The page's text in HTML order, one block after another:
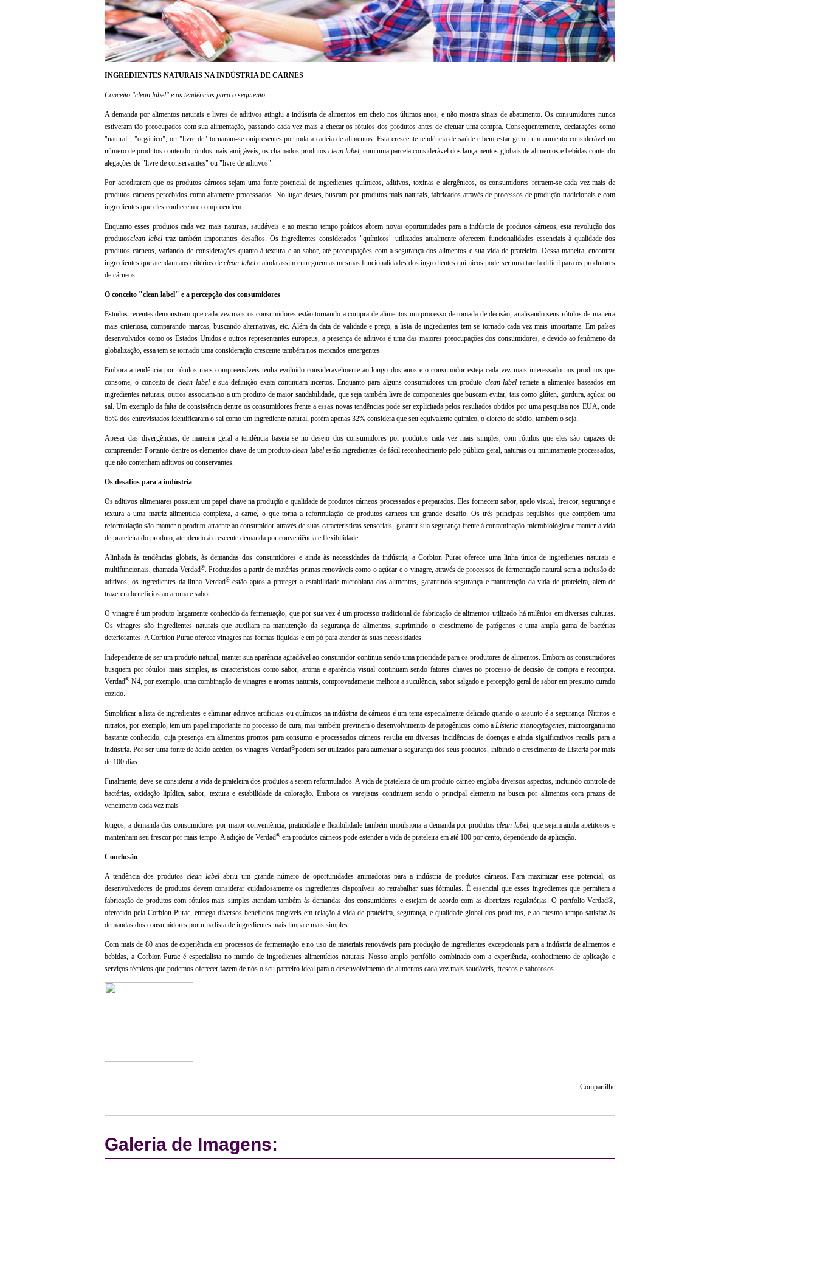
INGREDIENTES NATURAIS NA INDÚSTRIA DE CARNES
Conceito "clean label" e as tendências para o segmento.
A demanda por alimentos naturais e livres de aditivos atingiu a indústria de alimentos em cheio nos últimos anos, e não mostra sinais de abatimento. Os consumidores nunca
estiveram tão preocupados com sua alimentação, passando cada vez mais a checar os rótulos dos produtos antes de efetuar uma compra. Consequentemente, declarações como
"natural", "orgânico", ou "livre de" tornaram-se onipresentes por toda a cadeia de alimentos. Esta crescente tendência de saúde e bem estar gerou um aumento considerável no
número de produtos contendo rótulos mais amigáveis, os chamados produtos clean label, com uma parcela considerável dos lançamentos globais de alimentos e bebidas contendo
alegações de "livre de conservantes" ou "livre de aditivos".
Por acreditarem que os produtos cárneos sejam uma fonte potencial de ingredientes químicos, aditivos, toxinas e alergênicos, os consumidores retraem-se cada vez mais de
produtos cárneos percebidos como altamente processados. No lugar destes, buscam por produtos mais naturais, fabricados através de processos de produção tradicionais e com
ingredientes que eles conhecem e compreendem.
Enquanto esses produtos cada vez mais naturais, saudáveis e ao mesmo tempo práticos abrem novas oportunidades para a indústria de produtos cárneos, esta revolução dos
produtosclean label traz também importantes desafios. Os ingredientes considerados "químicos" utilizados atualmente oferecem funcionalidades essenciais à qualidade dos
produtos cárneos, variando de considerações quanto à textura e ao sabor, até preocupações com a segurança dos alimentos e sua vida de prateleira. Dessa maneira, encontrar
ingredientes que atendam aos critérios declean labele ainda assim entreguem as mesmas funcionalidades dos ingredientes químicos pode ser uma tarefa difícil para os produtores
de cárneos.
O conceito "clean label" e a percepção dos consumidores
Estudos recentes demonstram que cada vez mais os consumidores estão tornando a compra de alimentos um processo de tomada de decisão, analisando seus rótulos de maneira
mais criteriosa, comparando marcas, buscando alternativas, etc. Além da data de validade e preço, a lista de ingredientes tem se tornado cada vez mais importante. Em países
desenvolvidos como os Estados Unidos e outros representantes europeus, a presença de aditivos é uma das maiores preocupações dos consumidores, e devido ao fenômeno da
globalização, essa tem se tornado uma consideração crescente também nos mercados emergentes.
Embora a tendência por rótulos mais compreensíveis tenha evoluído consideravelmente ao longo dos anos e o consumidor esteja cada vez mais interessado nos produtos que
consome, o conceito de clean labele sua definição exata continuam incertos. Enquanto para alguns consumidores um produto clean label remete a alimentos baseados em
ingredientes naturais, outros associam-no a um produto de maior saudabilidade, que seja também livre de componentes que buscam evitar, tais como glúten, gordura, açúcar ou
sal. Um exemplo da falta de consistência dentre os consumidores frente a essas novas tendências pode ser explicitada pelos resultados obtidos por uma pesquisa nos EUA, onde
65% dos entrevistados identificaram o sal como um ingrediente natural, porém apenas 32% considera que seu equivalente químico, o cloreto de sódio, também o seja.
Apesar das divergências, de maneira geral a tendência baseia-se no desejo dos consumidores por produtos cada vez mais simples, com rótulos que eles são capazes de
compreender. Portanto dentre os elementos chave de um produtoclean labelestão ingredientes de fácil reconhecimento pelo público geral, naturais ou minimamente processados,
que não contenham aditivos ou conservantes.
Os desafios para a indústria
Os aditivos alimentares possuem um papel chave na produção e qualidade de produtos cárneos processados e preparados. Eles fornecem sabor, apelo visual, frescor, segurança e
textura a uma matriz alimentícia complexa, a carne, o que torna a reformulação de produtos cárneos um grande desafio. Os três principais requisitos que compõem uma
reformulação são manter o produto atraente ao consumidor através de suas características sensoriais, garantir sua segurança frente à contaminação microbiológica e manter a vida
de prateleira do produto, atendendo à crescente demanda por conveniência e flexibilidade.
Alinhada às tendências globais, às demandas dos consumidores e ainda às necessidades da indústria, a Corbion Purac oferece uma linha única de ingredientes naturais e
multifuncionais, chamada Verdad®. Produzidos a partir de matérias primas renováveis como o açúcar e o vinagre, através de processos de fermentação natural sem a inclusão de
aditivos, os ingredientes da linha Verdad®estão aptos a proteger a estabilidade microbiana dos alimentos, garantindo segurança e manutenção da vida de prateleira, além de
trazerem benefícios ao aroma e sabor.
O vinagre é um produto largamente conhecido da fermentação, que por sua vez é um processo tradicional de fabricação de alimentos utilizado há milênios em diversas culturas.
Os vinagres são ingredientes naturais que auxiliam na manutenção da segurança de alimentos, suprimindo o crescimento de patógenos e uma ampla gama de bactérias
deteriorantes. A Corbion Purac oferece vinagres nas formas líquidas e em pó para atender às suas necessidades.
Independente de ser um produto natural, manter sua aparência agradável ao consumidor continua sendo uma prioridade para os produtores de alimentos. Embora os consumidores
busquem por rótulos mais simples, as características como sabor, aroma e aparência visual continuam sendo fatores chaves no processo de decisão de compra e recompra.
Verdad® N4, por exemplo, uma combinação de vinagres e aromas naturais, comprovadamente melhora a suculência, sabor salgado e percepção geral de sabor em presunto curado
cozido.
Simplificar a lista de ingredientes e eliminar aditivos artificiais ou químicos na indústria de cárneos é um tema especialmente delicado quando o assunto é a segurança. Nitritos e
nitratos, por exemplo, tem um papel importante no processo de cura, mas também previnem o desenvolvimento de patogênicos como aListeria monocytogenes, microorganismo
bastante conhecido, cuja presença em alimentos prontos para consumo e processados cárneos resulta em diversas incidências de doenças e ainda significativos recalls para a
indústria. Por ser uma fonte de ácido acético, os vinagres Verdad®podem ser utilizados para aumentar a segurança dos seus produtos, inibindo o crescimento de Listeria por mais
de 100 dias.
Finalmente, deve-se considerar a vida de prateleira dos produtos a serem reformulados. A vida de prateleira de um produto cárneo engloba diversos aspectos, incluindo controle de
bactérias, oxidação lipídica, sabor, textura e estabilidade da coloração. Embora os varejistas continuem sendo o principal elemento na busca por alimentos com prazos de
vencimento cada vez mais
longos, a demanda dos consumidores por maior conveniência, praticidade e flexibilidade também impulsiona a demanda por produtosclean label, que sejam ainda apetitosos e
mantenham seu frescor por mais tempo. A adição de Verdad® em produtos cárneos pode estender a vida de prateleira em até 100 por cento, dependendo da aplicação.
Conclusão
A tendência dos produtos clean label abriu um grande número de oportunidades animadoras para a indústria de produtos cárneos. Para maximizar esse potencial, os
desenvolvedores de produtos devem considerar cuidadosamente os ingredientes disponíveis ao retrabalhar suas fórmulas. É essencial que esses ingredientes que permitem a
fabricação de produtos com rótulos mais simples atendam também às demandas dos consumidores e estejam de acordo com as diretrizes regulatórias. O portfolio Verdad®,
oferecido pela Corbion Purac, entrega diversos benefícios tangíveis em relação à vida de prateleira, segurança, e qualidade global dos produtos, e ao mesmo tempo satisfaz às
demandas dos consumidores por uma lista de ingredientes mais limpa e mais simples.
Com mais de 80 anos de experiência em processos de fermentação e no uso de materiais renováveis para produção de ingredientes excepcionais para a indústria de alimentos e
bebidas, a Corbion Purac é especialista no mundo de ingredientes alimentícios naturais. Nosso amplo portfólio combinado com a experiência, conhecimento de aplicação e
serviços técnicos que podemos oferecer fazem de nós o seu parceiro ideal para o desenvolvimento de alimentos cada vez mais saudáveis, frescos e saborosos.
Compartilhe
Galeria de Imagens: